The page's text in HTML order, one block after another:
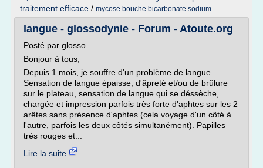
traitement efficace / mycose bouche bicarbonate sodium
langue - glossodynie - Forum - Atoute.org
Posté par glosso
Bonjour à tous,
Depuis 1 mois, je souffre d'un problème de langue.
Sensation de langue épaisse, d'âpreté et/ou de brûlure
sur le plateau, sensation de langue qui se déssèche,
chargée et impression parfois très forte d'aphtes sur les 2
arêtes sans présence d'aphtes (cela voyage d'un côté à
l'autre, parfois les deux côtés simultanément). Papilles
très rouges et...
Lire la suite